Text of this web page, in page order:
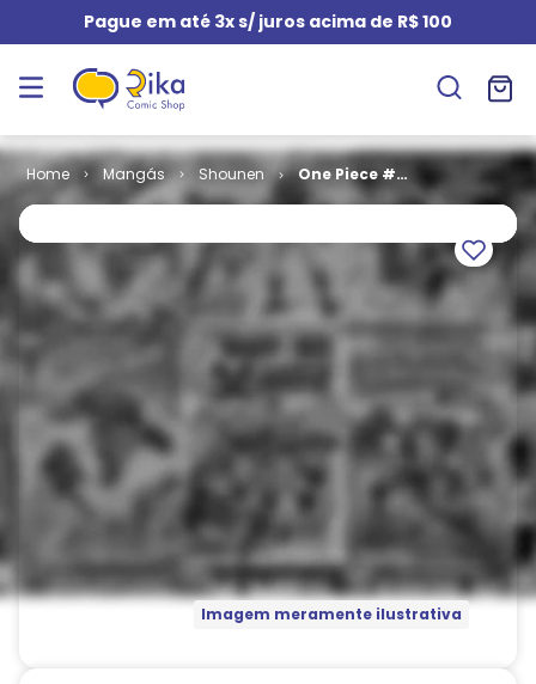
Pague em até 3x s/ juros acima de R$ 100
Mangás Shounen
One Piece #
Imagem meramente ilustrativa